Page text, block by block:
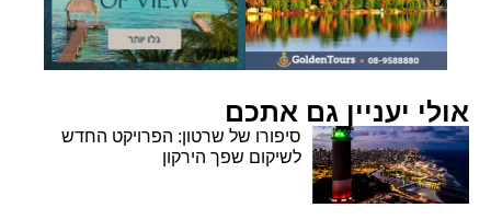
אולי יעניין גם אתכם
סיפורו של שרטון: הפרויקט החדש
לשיקום שפך הירקון